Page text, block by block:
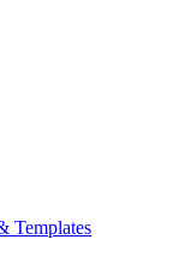
Templates